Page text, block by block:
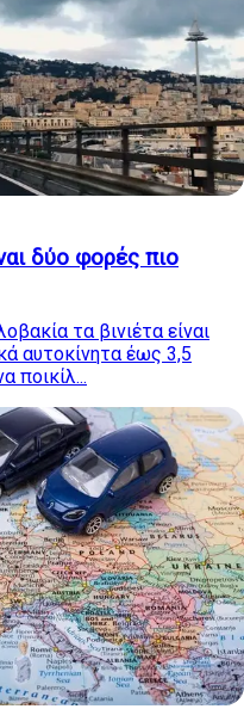
δύο φορές πιο
τα βινιέτα είναι
αυτοκίνητα έως 3,5
ποικίλ...